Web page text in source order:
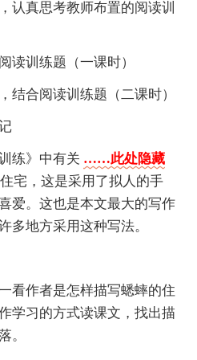
认真思考教师布置的阅读训
读训练题（一课时）
结合阅读训练题（二课时）
练》中有关 ……此处隐藏
宅，这是采用了拟人的手
爱。这也是本文最大的写作
多地方采用这种写法。
看作者是怎样描写蟋蟀的住
学习的方式读课文，找出描
。